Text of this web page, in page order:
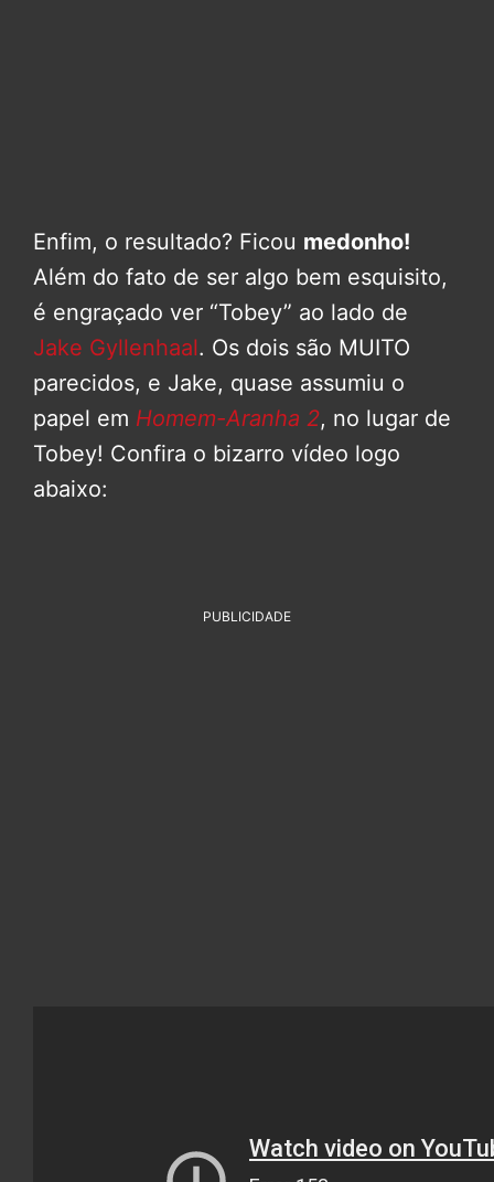
Enfim, o resultado? Ficou medonho!
Além do fato de ser algo bem esquisito,
é engraçado ver “Tobey” ao lado de
Jake Gyllenhaal. Os dois são MUITO
parecidos, e Jake, quase assumiu o
papel em Homem-Aranha 2, no lugar de
Tobey! Confira o bizarro vídeo logo
abaixo:
PUBLICIDADE